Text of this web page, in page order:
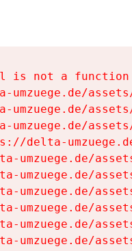
is not a function
umzuege.de/
umzuege.de/
umzuege.de/
delta-
umzuege.de/
umzuege.de/
umzuege.de/
umzuege.de/
umzuege.de/
umzuege.de/